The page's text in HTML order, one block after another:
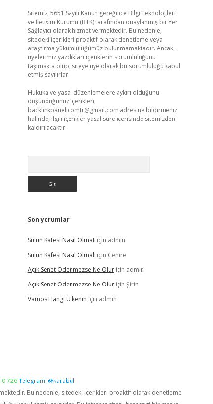
Sitemiz, 5651 Sayılı Kanun gereğince Bilgi Teknolojileri
ve İletişim Kurumu (BTK) tarafından onaylanmış bir Yer
Sağlayıcı olarak hizmet vermektedir. Bu nedenle,
sitedeki içerikleri proaktif olarak denetleme veya
araştırma yükümlülüğümüz bulunmamaktadır. Ancak,
üyelerimiz yazdıkları içeriklerin sorumluluğunu
taşımakta olup, siteye üye olarak bu sorumluluğu kabul
etmiş sayılırlar.
Hukuka ve yasal düzenlemelere aykırı olduğunu
düşündüğünüz içerikleri,
backlinkpanelicomtr@gmail.com adresine bildirmeniz
halinde, ilgili içerikler yasal süre içerisinde sitemizden
kaldırılacaktır.
Son yorumlar
Sülün Kafesi Nasıl Olmalı için admin
Sülün Kafesi Nasıl Olmalı için Cemre
Açık Senet Ödenmezse Ne Oluriçin admin
Açık Senet Ödenmezse Ne Oluriçin Şirin
Vamos Hangi Ülkenin için admin
0 726Telegram: @karabul
Bu nedenle, sitedeki içerikleri proaktif olarak denetleme